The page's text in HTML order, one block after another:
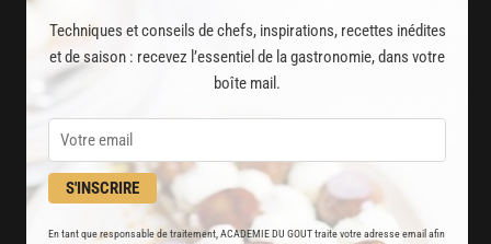
Techniques et conseils de chefs, inspirations, recettes inédites
et de saison : recevez l’essentiel de la gastronomie, dans votre
boîte mail.
S'INSCRIRE
En tant que responsable de traitement, ACADEMIE DU GOUT traite votre adresse email afin
et techniques de cuisine et pâtisserie
Des nouveautés
disponibles chaque semaine
Stop pub
un service garanti sans publicité